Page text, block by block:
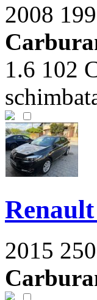
2008
1.6 102
2015